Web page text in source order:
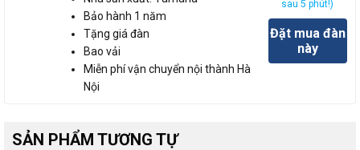
Bảo hành 1 năm
Tặng giá đàn
Bao vải
Miễn phí vận chuyển nội thành Hà
Nội
sau 5 phút!)
Đặt mua đàn
này
SẢN PHẨM TƯƠNG TỰ